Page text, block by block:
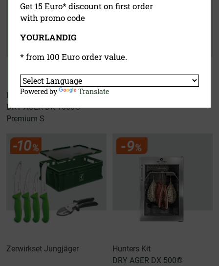
Hunters Kit
DRY AGER DX 1000®
Premium S
Zerwirkset Jungjäger
Hunters Kit
DRY AGER DX 500®
Get 15 Euro* discount on first order
with promo code
YOURLANDIG
* from 100 Euro order value.
Powered by Translate